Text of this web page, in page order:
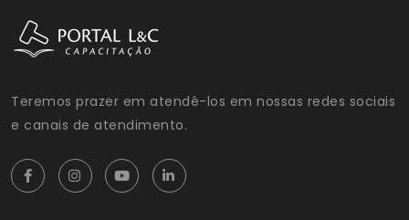
Teremos prazer em atendê-los em nossas redes sociais
e canais de atendimento.